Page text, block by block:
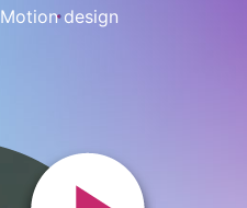
Motion design